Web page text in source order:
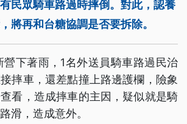
民眾騎車路過時摔倒。對此，認養
將再和台糖協調是否要拆除。
下著雨，1名外送員騎車路過民治
摔車，還差點撞上路邊護欄，險象
看，造成摔車的主因，疑似就是騎
滑，造成意外。